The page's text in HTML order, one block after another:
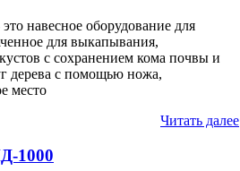
навесное оборудование для
для выкапывания,
с сохранением кома почвы и
дерева с помощью ножа,
место
Читать далее
1000